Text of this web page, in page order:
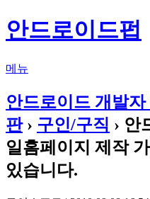
안드로이드펍
메뉴
안드로이드 개발
판› 구인/구직 › 안
일홈페이지 제작
있습니다.